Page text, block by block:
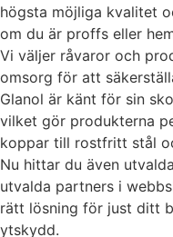
högsta möjliga kvalitet
om du är proffs eller
Vi väljer råvaror och
omsorg för att
Glanol är känt för sin
vilket gör produkterna
koppar till rostfritt stål
Nu hittar du även
utvalda partners i
rätt lösning för just ditt
ytskydd.
hur hemsidan
används.
Upplevelse
För att vår
hemsida ska
prestera så
bra som
möjligt under
ditt besök.
Om du nekar